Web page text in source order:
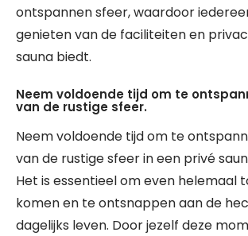
ontspannen sfeer, waardoor
genieten van de faciliteiten en
sauna biedt.
Neem voldoende tijd om te
van de rustige sfeer.
Neem voldoende tijd om te
van de rustige sfeer in een privé
Het is essentieel om even helemaal
komen en te ontsnappen aan de
dagelijks leven. Door jezelf deze